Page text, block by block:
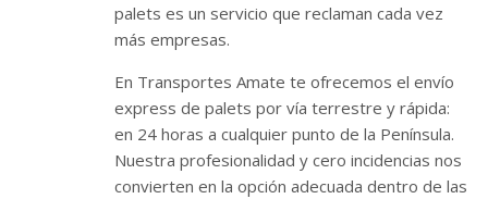
palets es un servicio que reclaman cada vez
más empresas.
En Transportes Amate te ofrecemos el envío
express de palets por vía terrestre y rápida:
en 24 horas a cualquier punto de la Península.
Nuestra profesionalidad y cero incidencias nos
convierten en la opción adecuada dentro de las